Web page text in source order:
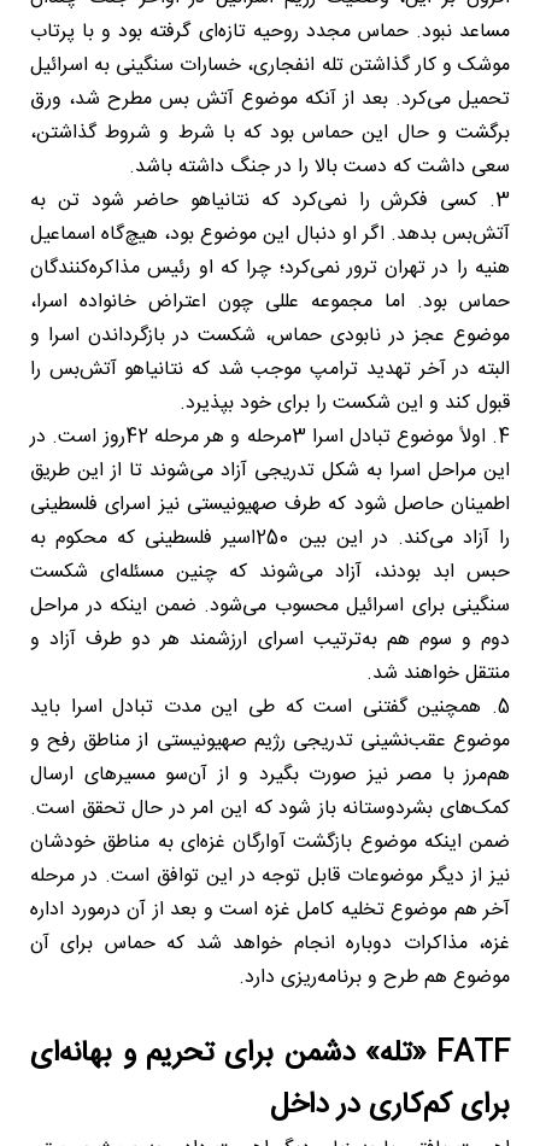
مساعد نبود. حماس مجدد روحیه تازه‌ای گرفته بود و با پرتاب
موشک و کار گذاشتن تله انفجاری، خسارات سنگینی به اسرائیل
تحمیل می‌کرد. بعد از آنکه موضوع آتش بس مطرح شد، ورق
برگشت و حال این حماس بود که با شرط و شروط گذاشتن،
سعی داشت که دست بالا را در جنگ داشته باشد.
3. کسی فکرش را نمی‌کرد که نتانیاهو حاضر شود تن به
آتش‌بس بدهد. اگر او دنبال این موضوع بود، هیچ‌گاه اسماعیل
هنیه را در تهران ترور نمی‌کرد؛ چرا که او رئیس مذاکره‌کنندگان
حماس بود. اما مجموعه عللی چون اعتراض خانواده اسرا،
موضوع عجز در نابودی حماس، شکست در بازگرداندن اسرا و
البته در آخر تهدید ترامپ موجب شد که نتانیاهو آتش‌بس را
قبول کند و این شکست را برای خود بپذیرد.
4. اولاً موضوع تبادل اسرا 3مرحله و هر مرحله 42روز است. در
این مراحل اسرا به شکل تدریجی آزاد می‌شوند تا از این طریق
اطمینان حاصل شود که طرف صهیونیستی نیز اسرای فلسطینی
را آزاد می‌کند. در این بین 250اسیر فلسطینی که محکوم به
حبس ابد بودند، آزاد می‌شوند که چنین مسئله‌ای شکست
سنگینی برای اسرائیل محسوب می‌شود. ضمن اینکه در مراحل
دوم و سوم هم به‌ترتیب اسرای ارزشمند هر دو طرف آزاد و
منتقل خواهند شد.
5. همچنین گفتنی است که طی این مدت تبادل اسرا باید
موضوع عقب‌نشینی تدریجی رژیم صهیونیستی از مناطق رفح و
هم‌مرز با مصر نیز صورت بگیرد و از آن‌سو مسیرهای ارسال
کمک‌های بشردوستانه باز شود که این امر در حال تحقق است.
ضمن اینکه موضوع بازگشت آوارگان غزه‌ای به مناطق خودشان
نیز از دیگر موضوعات قابل توجه در این توافق است. در مرحله
آخر هم موضوع تخلیه کامل غزه است و بعد از آن درمورد اداره
غزه، مذاکرات دوباره انجام خواهد شد که حماس برای آن
موضوع هم طرح و برنامه‌ریزی دارد.
FATF «تله» دشمن برای تحریم و بهانه‌ای
برای کم‌کاری در داخل